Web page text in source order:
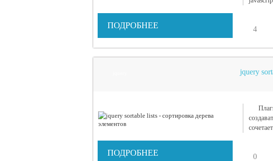
ПОДРОБНЕЕ 4
jquery
ПОДРОБНЕЕ 0